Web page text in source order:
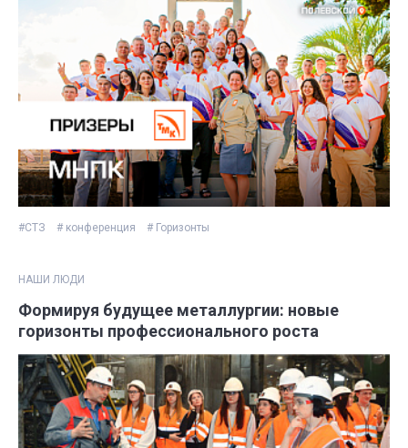
#СТЗ # конференция # Горизонты
НАШИ ЛЮДИ
Формируя будущее металлургии: новые
горизонты профессионального роста